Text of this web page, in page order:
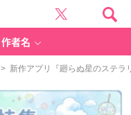
作者名
> 新作アプリ『廻らぬ星のステラ